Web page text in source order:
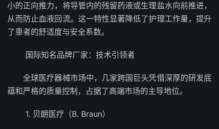
小的正向推力，将导管内的残留药液或生理盐水向前推进，
从而防止血液回流。这一特性显著降低了护理工作量，提升
了患者的舒适度与安全系数。
国际知名品牌厂家：技术引领者
全球医疗器械市场中，几家跨国巨头凭借深厚的研发底
蕴和严格的质量控制，占据了高端市场的主导地位。
1. 贝朗医疗（B. Braun）